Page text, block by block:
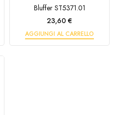
Bluffer ST5371.01
Prezzo
23,60 €
AGGIUNGI AL CARRELLO